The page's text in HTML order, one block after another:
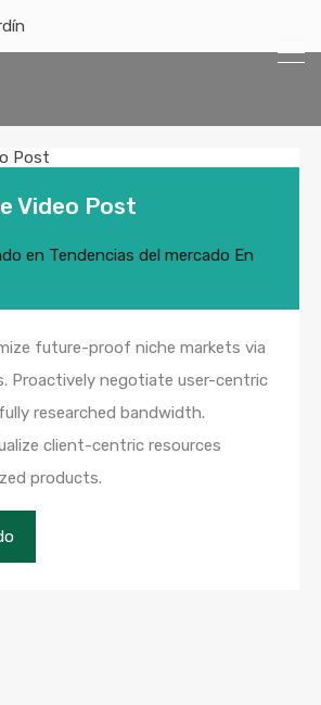
Video Post
en Tendencias del mercado En
future-proof niche markets via
Proactively negotiate user-centric
researched bandwidth.
client-centric resources
products.